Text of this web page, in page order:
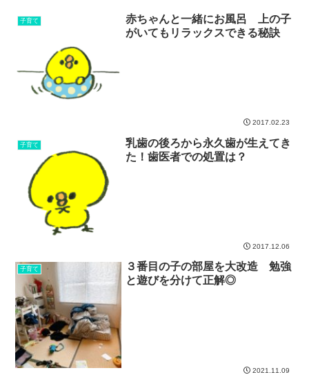
子育て
赤ちゃんと一緒にお風呂 上の子
がいてもリラックスできる秘訣
2017.02.23
子育て
乳歯の後ろから永久歯が生えてき
た！歯医者での処置は？
2017.12.06
子育て
３番目の子の部屋を大改造 勉強
と遊びを分けて正解◎
2021.11.09